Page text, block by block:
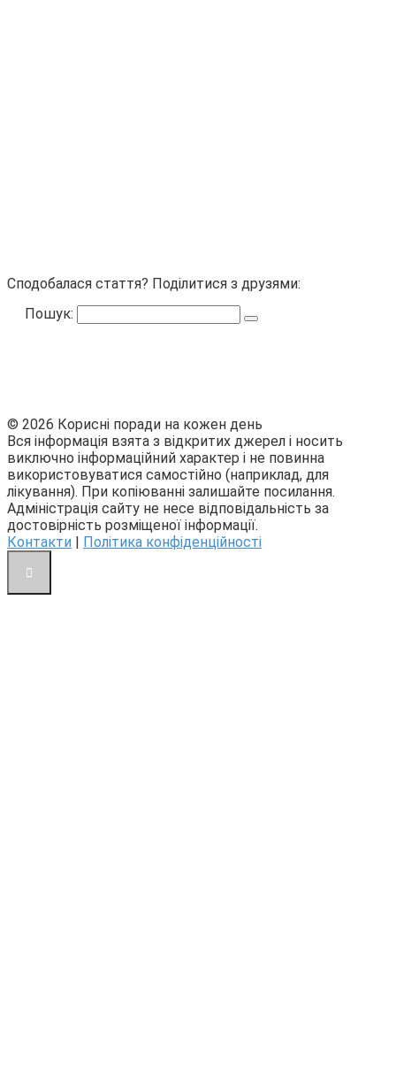
Сподобалася стаття? Поділитися з друзями:
Пошук:
© 2026 Корисні поради на кожен день
Вся інформація взята з відкритих джерел і носить
виключно інформаційний характер і не повинна
використовуватися самостійно (наприклад, для
лікування). При копіюванні залишайте посилання.
Адміністрація сайту не несе відповідальність за
достовірність розміщеної інформації.
Контакти | Політика конфіденційності